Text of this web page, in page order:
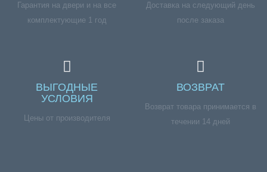
Гарантия на двери и на все
комплектующие 1 год
Доставка на следующий день
после заказа
ВЫГОДНЫЕ
УСЛОВИЯ
Цены от производителя
ВОЗВРАТ
Возврат товара принимается в
течении 14 дней